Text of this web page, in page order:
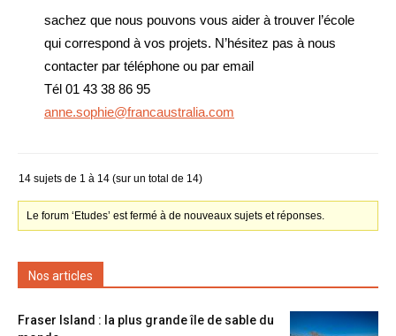
sachez que nous pouvons vous aider à trouver l’école
qui correspond à vos projets. N’hésitez pas à nous
contacter par téléphone ou par email
Tél 01 43 38 86 95
anne.sophie@francaustralia.com
14 sujets de 1 à 14 (sur un total de 14)
Le forum ‘Etudes’ est fermé à de nouveaux sujets et réponses.
Nos articles
Fraser Island : la plus grande île de sable du